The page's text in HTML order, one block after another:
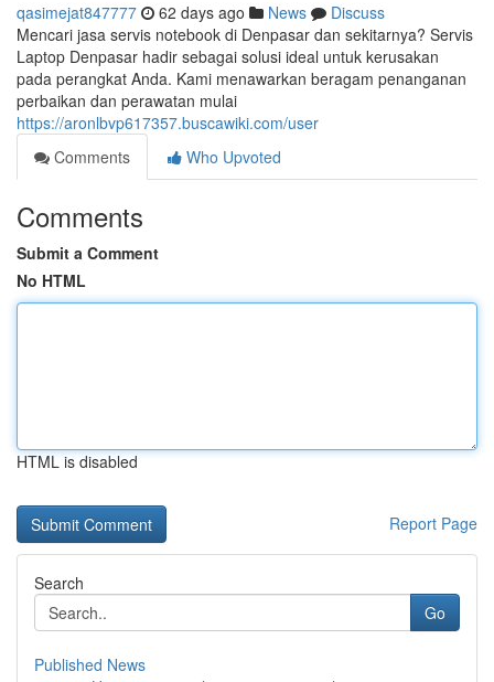
qasimejat847777 62 days ago News
Discuss
Mencari jasa servis notebook di Denpasar dan sekitarnya? Servis
Laptop Denpasar hadir sebagai solusi ideal untuk kerusakan
pada perangkat Anda. Kami menawarkan beragam penanganan
perbaikan dan perawatan mulai
https://aronlbvp617357.buscawiki.com/user
Comments
Who Upvoted
Comments
Submit a Comment
No HTML
HTML is disabled
Report Page
Search
Go
Published News